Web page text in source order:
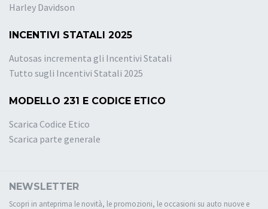
Harley Davidson
INCENTIVI STATALI 2025
Autosas incrementa gli Incentivi Statali
Tutto sugli Incentivi Statali 2025
MODELLO 231 E CODICE ETICO
Scarica Codice Etico
Scarica parte generale
NEWSLETTER
Scopri in anteprima le novità, le promozioni, le occasioni su auto nuove e